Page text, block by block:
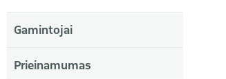
Gamintojai
Prieinamumas